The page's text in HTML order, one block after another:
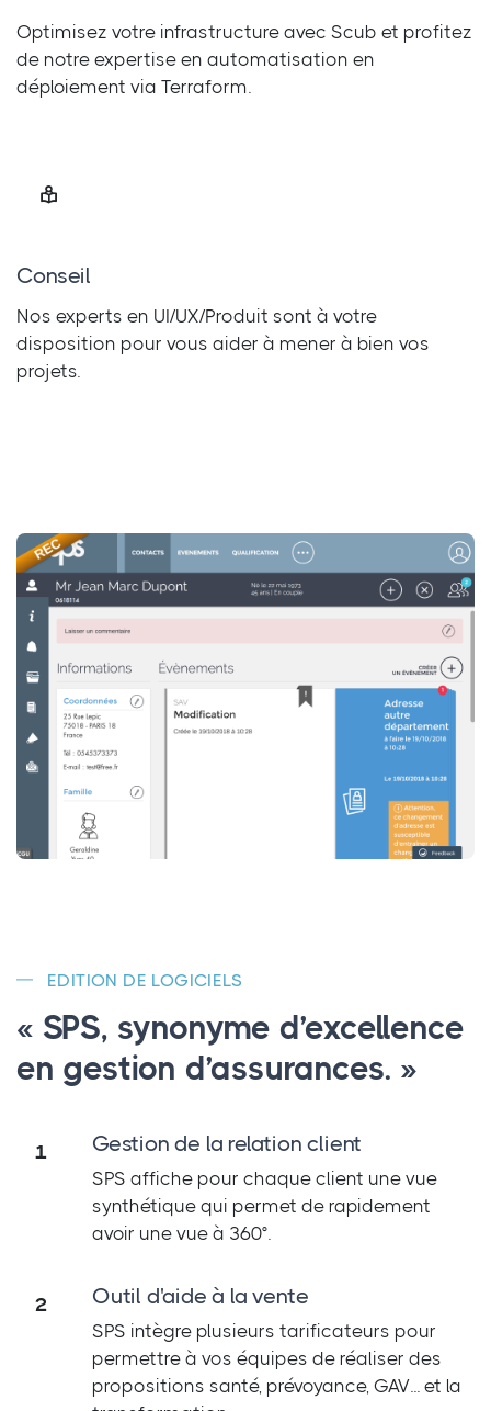
Optimisez votre infrastructure avec Scub et profitez
de notre expertise en automatisation en
déploiement via Terraform.
Conseil
Nos experts en UI/UX/Produit sont à votre
disposition pour vous aider à mener à bien vos
projets.
EDITION DE LOGICIELS
« SPS, synonyme d’excellence
en gestion d’assurances. »
1 Gestion de la relation client
SPS affiche pour chaque client une vue
synthétique qui permet de rapidement
avoir une vue à 360°.
2 Outil d'aide à la vente
SPS intègre plusieurs tarificateurs pour
permettre à vos équipes de réaliser des
propositions santé, prévoyance, GAV... et la